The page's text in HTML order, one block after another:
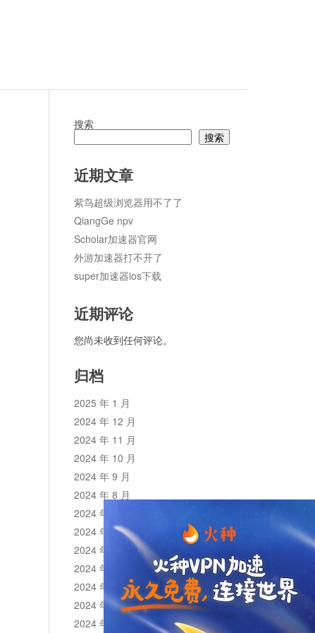
搜索
搜索
近期文章
紫鸟超级浏览器用不了了
QiangGe npv
Scholar加速器官网
外游加速器打不开了
super加速器ios下载
近期评论
您尚未收到任何评论。
归档
2025 年 1 月
2024 年 12 月
2024 年 11 月
2024 年 10 月
2024 年 9 月
2024 年 8 月
2024 年 7 月
2024 年 6 月
2024 年 5 月
2024 年 4 月
2024 年 3 月
2024 年 2 月
2024 年 1 月